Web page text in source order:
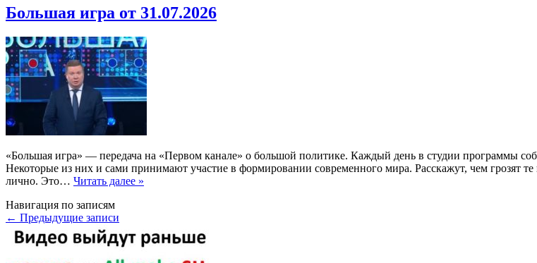
Большая игра от 31.07.2026
«Большая игра» — передача на «Первом канале» о большой политике. Каждый день в студии программы
Некоторые из них и сами принимают участие в формировании современного мира. Расскажут, чем грозят
лично. Это… Читать далее »
Навигация по записям
← Предыдущие записи